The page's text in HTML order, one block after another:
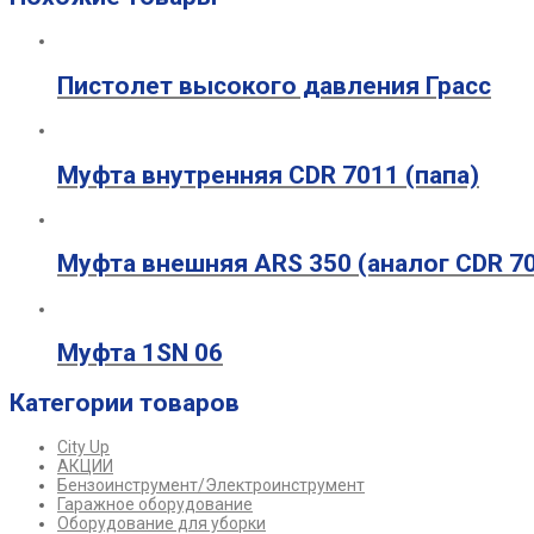
Пистолет высокого давления Грасс
Муфта внутренняя CDR 7011 (папа)
Муфта внешняя ARS 350 (аналог CDR
Муфта 1SN 06
Категории товаров
City Up
АКЦИИ
Бензоинструмент/Электроинструмент
Гаражное оборудование
Оборудование для уборки